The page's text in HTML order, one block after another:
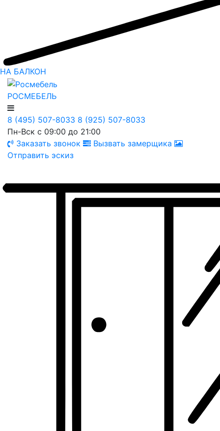
НА БАЛКОН
РОСМЕБЕЛЬ
8 (495) 507-8033 8 (925) 507-8033
Пн-Вск с 09:00 до 21:00
Заказать звонок
Вызвать замерщика
Отправить эскиз